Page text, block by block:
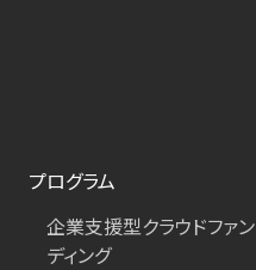
プログラム
企業支援型クラウドファン
ディング